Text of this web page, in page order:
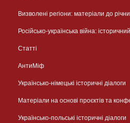
Визволені регіони: матеріали до
Російсько-українська війна:
Статті
АнтиМіф
Українсько-німецькі історичні діалоги
Матеріали на основі проєктів та
Українсько-польські історичні діалоги